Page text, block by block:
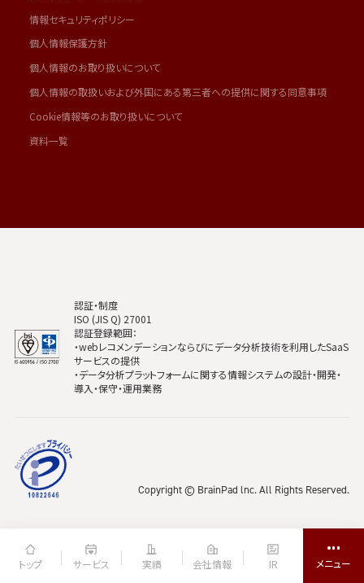
トップ サービス 実績 会社情報 IR
情報セキュリティポリシー
個人情報保護方針
個人情報のお取り扱いについて
個人情報の取扱いおよび外国にある第三者への提供に関する同意事項
Cookie情報等のお取り扱いについて
資料一覧
認証・制度
ISO (JIS Q) 27001
認証登録範囲：
・webレコメンデーションならびにデータ分析技術を利用したSaaS
サービスの提供
・データ分析プラットフォームに関する情報システムの設計・開発・
導入・保守・運用業務
Copyright © BrainPad lnc. All Rights Reserved.